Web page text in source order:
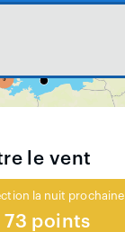
le vent
la nuit prochaine
73 points